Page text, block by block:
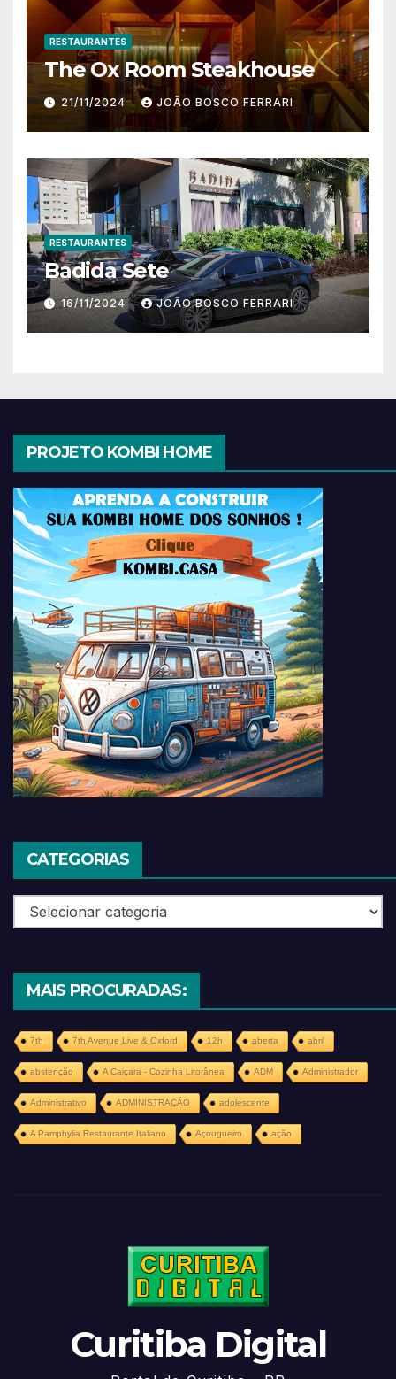
RESTAURANTES
The Ox Room Steakhouse
21/11/2024 JOÃO BOSCO FERRARI
RESTAURANTES
Badida Sete
16/11/2024 JOÃO BOSCO FERRARI
PROJETO KOMBI HOME
CATEGORIAS
Categorias
MAIS PROCURADAS:
7th 7th Avenue Live & Oxford 12h aberta abril
abstenção A Caiçara - Cozinha Litorânea ADM Administrador
Administrativo ADMINISTRAÇÃO adolescente
A Pamphylia Restaurante Italiano Açougueiro ação
Curitiba Digital